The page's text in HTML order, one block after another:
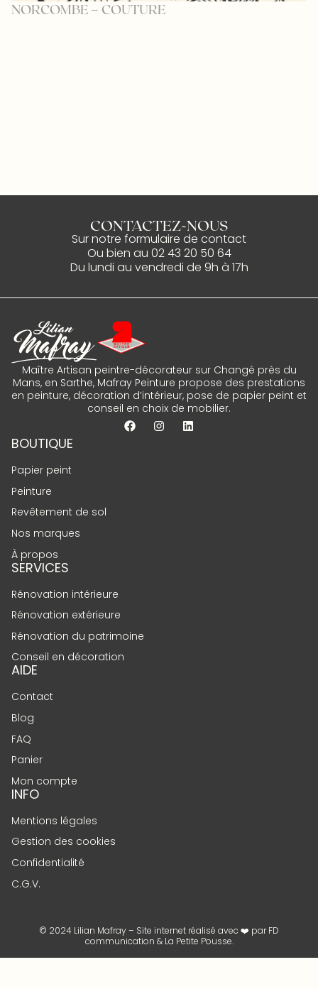
NORCOMBE – COUTURE
CONTACTEZ-NOUS
Sur notre formulaire de contact
Ou bien au 02 43 20 50 64
Du lundi au vendredi de 9h à 17h
Maître Artisan peintre-décorateur sur Changé près du
Mans, en Sarthe, Mafray Peinture propose des prestations
en peinture, décoration d’intérieur, pose de papier peint et
conseil en choix de mobilier.
BOUTIQUE
Papier peint
Peinture
Revêtement de sol
Nos marques
À propos
SERVICES
Rénovation intérieure
Rénovation extérieure
Rénovation du patrimoine
Conseil en décoration
AIDE
Contact
Blog
FAQ
Panier
Mon compte
INFO
Mentions légales
Gestion des cookies
Confidentialité
C.G.V.
© 2024 Lilian Mafray – Site internet réalisé avec ❤️ parFD
communication & La Petite Pousse.